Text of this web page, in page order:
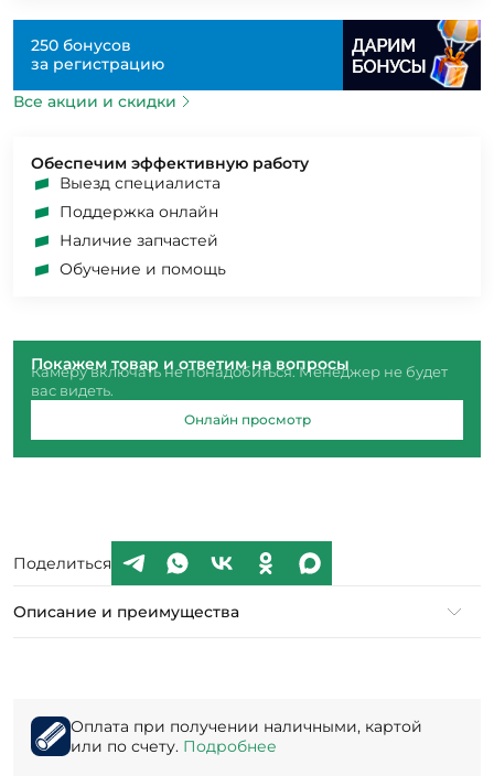
250 бонусов
за регистрацию
Все акции и скидки
Обеспечим эффективную работу
Выезд специалиста
Поддержка онлайн
Наличие запчастей
Обучение и помощь
Покажем товар и ответим на вопросы
Камеру включать не понадобиться. Менеджер не будет
вас видеть.
Онлайн просмотр
Поделиться
Описание и преимущества
Оплата при получении наличными, картой
или по счету. Подробнее